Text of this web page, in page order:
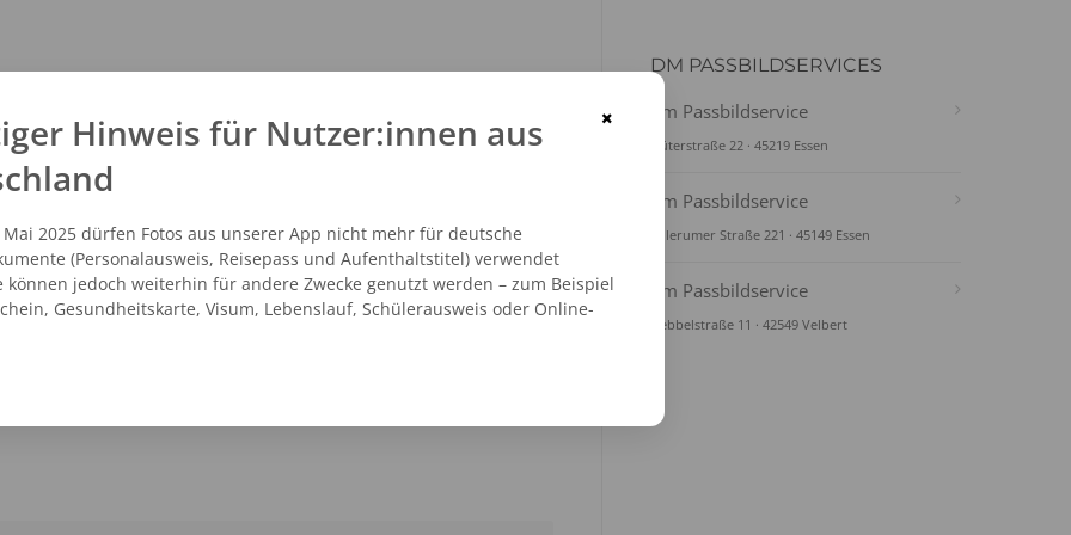
DM PASSBILDSERVICES
dm Passbildservice
Güterstraße 22 · 45219 Essen
dm Passbildservice
Fulerumer Straße 221 · 45149 Essen
dm Passbildservice
Hebbelstraße 11 · 42549 Velbert
×
Hinweis für Nutzer:innen aus
Mai 2025 dürfen Fotos aus unserer App nicht mehr für deutsche
(Personalausweis, Reisepass und Aufenthaltstitel) verwendet
können jedoch weiterhin für andere Zwecke genutzt werden – zum Beispiel
Gesundheitskarte, Visum, Lebenslauf, Schülerausweis oder Online-